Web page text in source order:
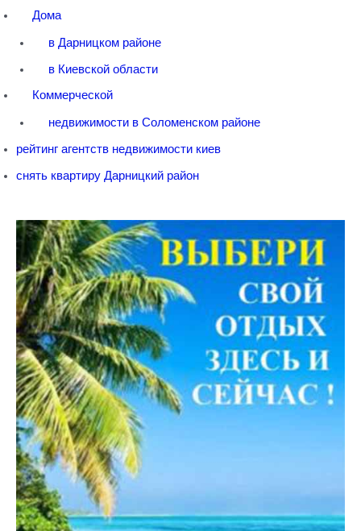
Дома
в Дарницком районе
в Киевской области
Коммерческой
недвижимости в Соломенском районе
рейтинг агентств недвижимости киев
снять квартиру Дарницкий район